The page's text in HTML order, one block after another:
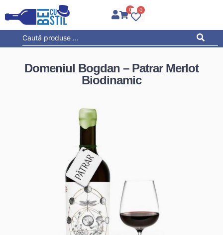
0 0
Domeniul Bogdan – Patrar Merlot
Biodinamic